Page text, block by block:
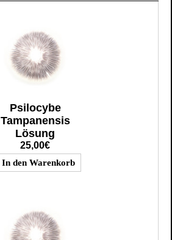
Psilocybe
Tampanensis
Lösung
25,00€